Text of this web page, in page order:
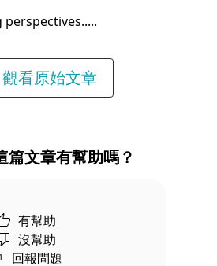
perspectives...
觀看原始文章
篇文章有幫助嗎？
有幫助
沒幫助
回報問題